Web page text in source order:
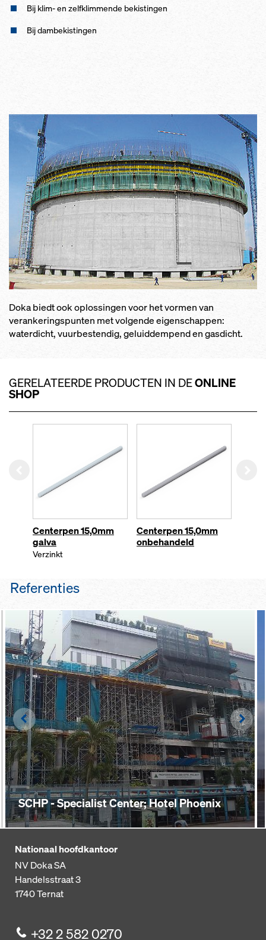
Bij klim- en zelfklimmende bekistingen
Bij dambekistingen
Doka biedt ook oplossingen voor het vormen van
verankeringspunten met volgende eigenschappen:
waterdicht, vuurbestendig, geluiddempend en gasdicht.
GERELATEERDE PRODUCTEN IN DEONLINE
SHOP
Centerpen 15,0mm
galva
Verzinkt
Centerpen 15,0mm
onbehandeld
Referenties
SCHP - Specialist Center; Hotel Phoenix
Left
Nationaal hoofdkantoor
NV Doka SA
Handelsstraat 3
1740Ternat
+32 2 582 0270